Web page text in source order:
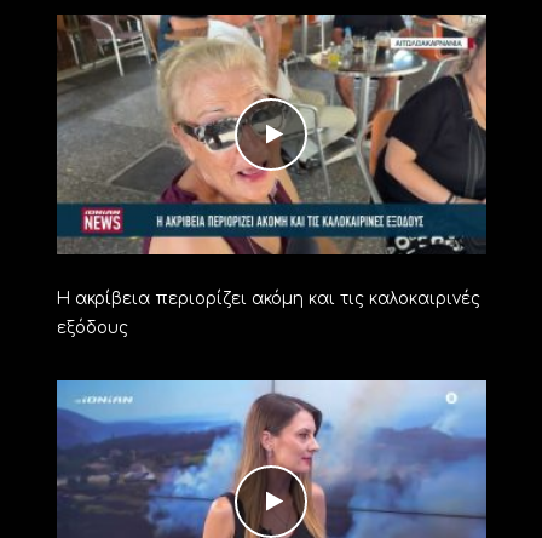
Η ακρίβεια περιορίζει ακόμη και τις καλοκαιρινές
εξόδους